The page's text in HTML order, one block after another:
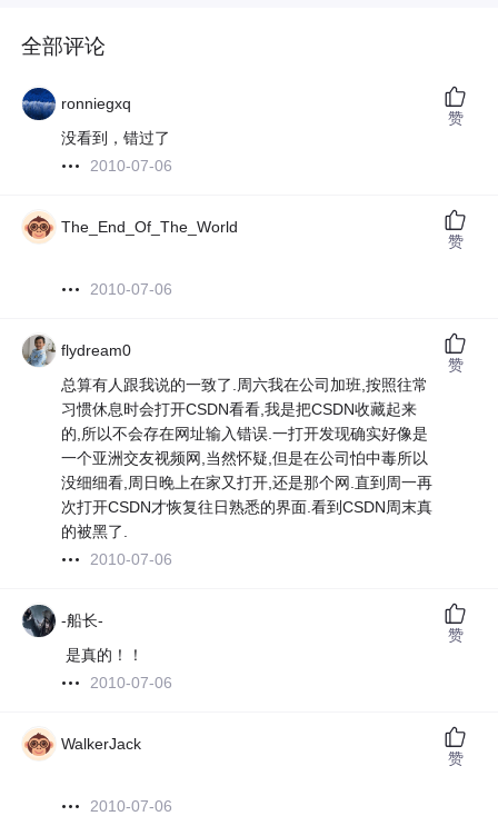
全部评论
ronniegxq
没看到，错过了
2010-07-06
赞
The_End_Of_The_World
2010-07-06
赞
flydream0
总算有人跟我说的一致了.周六我在公司加班,按照往常
习惯休息时会打开CSDN看看,我是把CSDN收藏起来
的,所以不会存在网址输入错误.一打开发现确实好像是
一个亚洲交友视频网,当然怀疑,但是在公司怕中毒所以
没细细看,周日晚上在家又打开,还是那个网.直到周一再
次打开CSDN才恢复往日熟悉的界面.看到CSDN周末真
的被黑了.
2010-07-06
赞
-船长-
是真的！！
2010-07-06
赞
WalkerJack
2010-07-06
赞